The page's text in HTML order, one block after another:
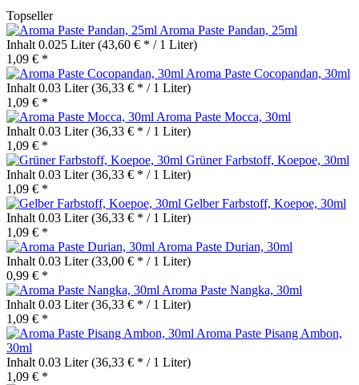
Topseller
Aroma Paste Pandan, 25ml
Inhalt 0.025 Liter(43,60 € * / 1 Liter)
1,09 € *
Aroma Paste Cocopandan, 30ml
Inhalt 0.03 Liter(36,33 € * / 1 Liter)
1,09 € *
Aroma Paste Mocca, 30ml
Inhalt 0.03 Liter(36,33 € * / 1 Liter)
1,09 € *
Grüner Farbstoff, Koepoe, 30ml
Inhalt 0.03 Liter(36,33 € * / 1 Liter)
1,09 € *
Gelber Farbstoff, Koepoe, 30ml
Inhalt 0.03 Liter(36,33 € * / 1 Liter)
1,09 € *
Aroma Paste Durian, 30ml
Inhalt 0.03 Liter(33,00 € * / 1 Liter)
0,99 € *
Aroma Paste Nangka, 30ml
Inhalt 0.03 Liter(36,33 € * / 1 Liter)
1,09 € *
Aroma Paste Pisang Ambon,
30ml
Inhalt 0.03 Liter(36,33 € * / 1 Liter)
1,09 € *